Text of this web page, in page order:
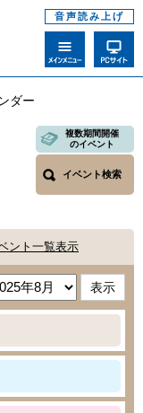
音声読み上げ
ダー
複数期間開催
のイベント
イベント検索
ント一覧表示